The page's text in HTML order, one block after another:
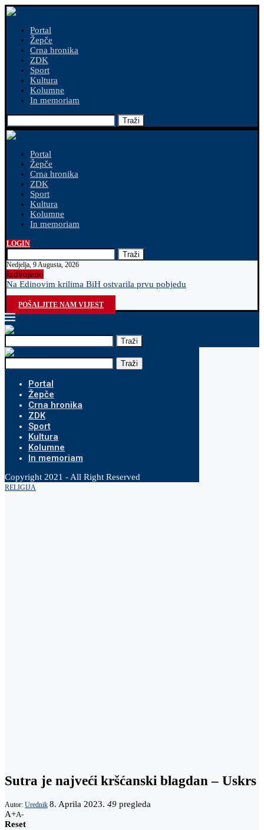
Portal
Žepče
Crna hronika
ZDK
Sport
Kultura
Kolumne
In memoriam
Traži
Portal
Žepče
Crna hronika
ZDK
Sport
Kultura
Kolumne
In memoriam
LOGIN
Traži
Nedjelja, 9 Augusta, 2026
Izdvojeno
Na Edinovim krilima BiH ostvarila prvu pobjedu
POŠALJITE NAM VIJEST
Traži
Traži
Portal
Žepče
Crna hronika
ZDK
Sport
Kultura
Kolumne
In memoriam
Copyright 2021 - All Right Reserved
RELIGIJA
Sutra je najveći kršćanski blagdan – Uskrs
Autor: Urednik 8. Aprila 2023. 49 pregleda
A+A-
Reset